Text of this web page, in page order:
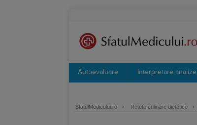
Autoevaluare Interpretare analize
SfatulMedicului.ro › Retete culinare dietetice ›